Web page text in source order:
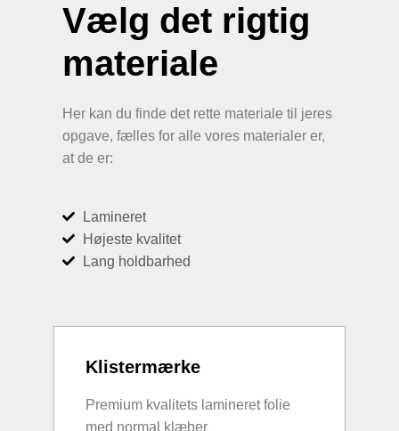
Vælg det rigtig
materiale
Her kan du finde det rette materiale til jeres
opgave, fælles for alle vores materialer er,
at de er:
Lamineret
Højeste kvalitet
Lang holdbarhed
Klistermærke
Premium kvalitets lamineret folie
med normal klæber